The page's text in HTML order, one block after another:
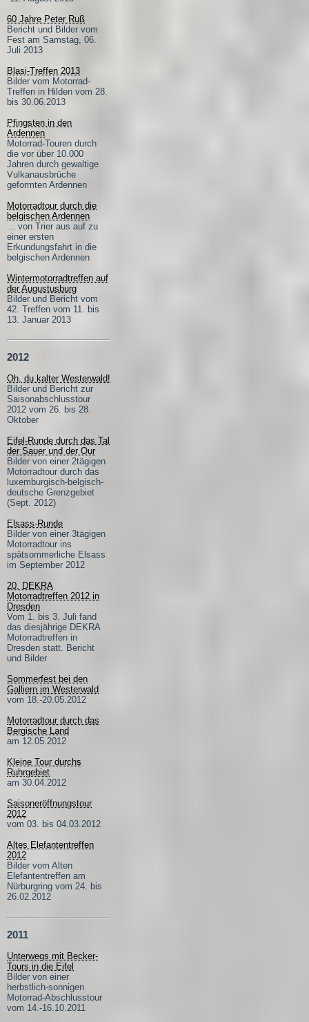
60 Jahre Peter Ruß
Bericht und Bilder vom
Fest am Samstag, 06.
Juli 2013
Blasi-Treffen 2013
Bilder vom Motorrad-
Treffen in Hilden vom 28.
bis 30.06.2013
Pfingsten in den
Ardennen
Motorrad-Touren durch
die vor über 10.000
Jahren durch gewaltige
Vulkanausbrüche
geformten Ardennen
Motorradtour durch die
belgischen Ardennen
... von Trier aus auf zu
einer ersten
Erkundungsfahrt in die
belgischen Ardennen
Wintermotorradtreffen auf
der Augustusburg
Bilder und Bericht vom
42. Treffen vom 11. bis
13. Januar 2013
2012
Oh, du kalter Westerwald!
Bilder und Bericht zur
Saisonabschlusstour
2012 vom 26. bis 28.
Oktober
Eifel-Runde durch das Tal
der Sauer und der Our
Bilder von einer 2tägigen
Motorradtour durch das
luxemburgisch-belgisch-
deutsche Grenzgebiet
(Sept. 2012)
Elsass-Runde
Bilder von einer 3tägigen
Motorradtour ins
spätsommerliche Elsass
im September 2012
20. DEKRA
Motorradtreffen 2012 in
Dresden
Vom 1. bis 3. Juli fand
das diesjährige DEKRA
Motorradtreffen in
Dresden statt. Bericht
und Bilder
Sommerfest bei den
Galliern im Westerwald
vom 18.-20.05.2012
Motorradtour durch das
Bergische Land
am 12.05.2012
Kleine Tour durchs
Ruhrgebiet
am 30.04.2012
Saisoneröffnungstour
2012
vom 03. bis 04.03.2012
Altes Elefantentreffen
2012
Bilder vom Alten
Elefantentreffen am
Nürburgring vom 24. bis
26.02.2012
2011
Unterwegs mit Becker-
Tours in die Eifel
Bilder von einer
herbstlich-sonnigen
Motorrad-Abschlusstour
vom 14.-16.10.2011